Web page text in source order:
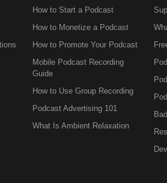
How to Start a Podcast
How to Monetize a Podcast
How to Promote Your Podcast
Mobile Podcast Recording
Guide
How to Use Group Recording
Podcast Advertising 101
What Is Ambient Relaxation